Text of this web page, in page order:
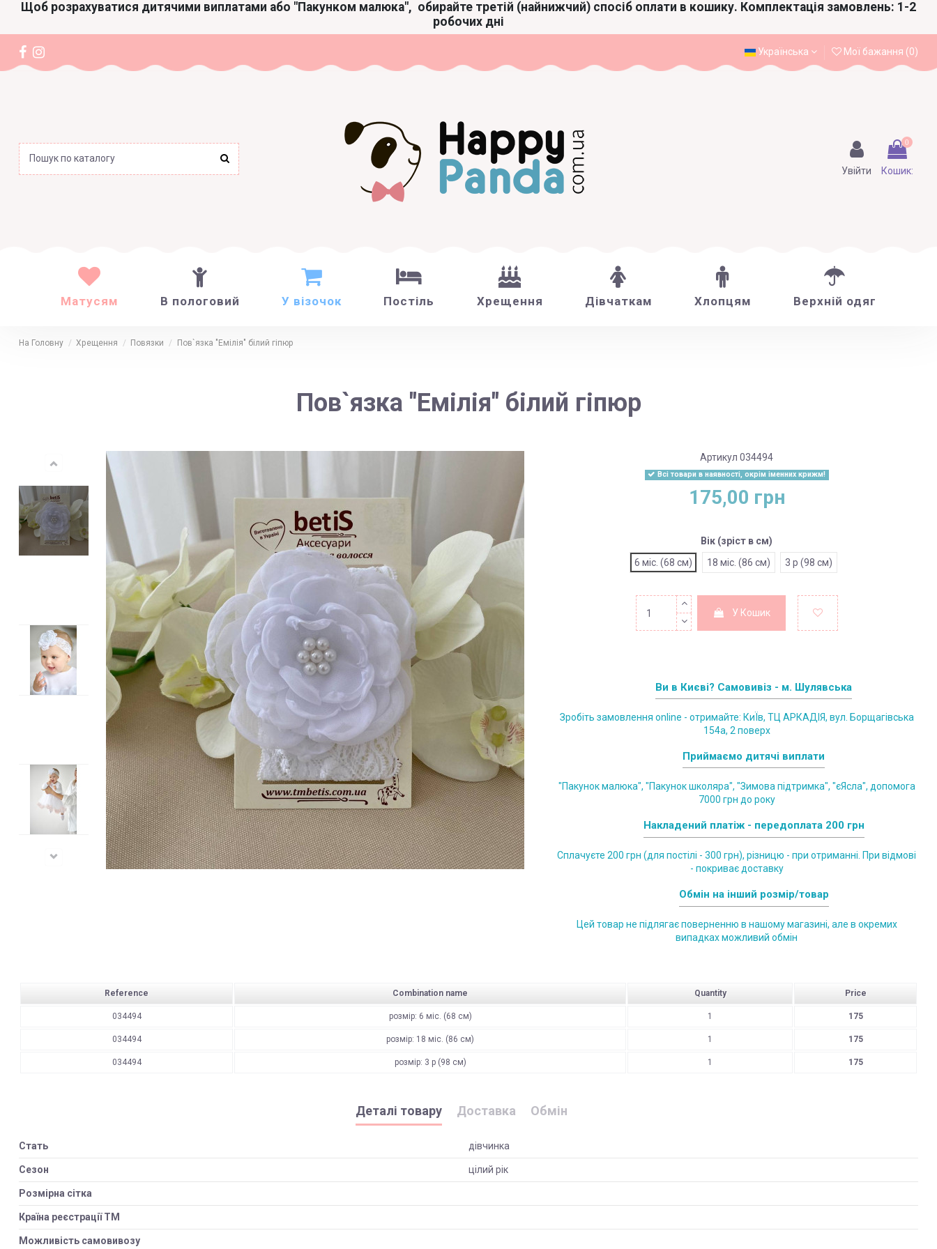
Щоб розрахуватися дитячими виплатами або "Пакунком малюка", обирайте третій (найнижчий) спосіб оплати в кошику. Комплектація замовлень: 1-2
робочих дні
Українська Мої бажання (0)
Увійти
0
Кошик:
Матусям В пологовий У візочок Постіль Хрещення Дівчаткам Хлопцям Верхній одяг
На Головну Хрещення Повязки Пов`язка "Емілія" білий гіпюр
Пов`язка "Емілія" білий гіпюр
Артикул 034494
Всі товари в наявності, окрім іменних крижм!
175,00 грн
Вік (зріст в см)
6 міс. (68 см)
18 міс. (86 см) 3 р (98 см)
У Кошик
Ви в Києві? Самовивіз - м. Шулявська
Зробіть замовлення online - отримайте: КиЇв, ТЦ АРКАДІЯ, вул. Борщагівська
154а, 2 поверх
Приймаємо дитячі виплати
"Пакунок малюка", "Пакунок школяра", "Зимова підтримка", "єЯсла", допомога
7000 грн до року
Накладений платіж - передоплата 200 грн
Сплачуєте 200 грн (для постілі - 300 грн), різницю - при отриманні. При відмові
- покриває доставку
Обмін на інший розмір/товар
Цей товар не підлягає поверненню в нашому магазині, але в окремих
випадках можливий обмін
Reference Combination name Quantity Price
034494 розмір: 6 міс. (68 см) 1 175
034494 розмір: 18 міс. (86 см) 1 175
034494 розмір: 3 р (98 см) 1 175
Деталі товару Доставка Обмін
Стать дівчинка
Сезон цілий рік
Розмірна сітка
Країна реєстрації ТМ
Можливість самовивозу